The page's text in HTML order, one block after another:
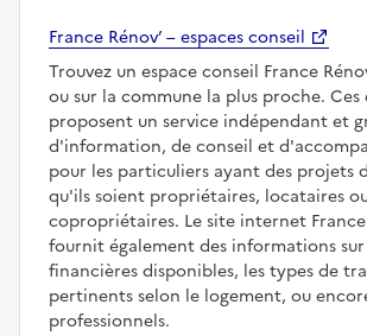
France Rénov’ – espaces conseil
Trouvez un espace conseil France
ou sur la commune la plus proche. Ces
proposent un service indépendant et
d'information, de conseil et
pour les particuliers ayant des projets
qu'ils soient propriétaires, locataires
copropriétaires. Le site internet
fournit également des informations sur
financières disponibles, les types de
pertinents selon le logement, ou
professionnels.